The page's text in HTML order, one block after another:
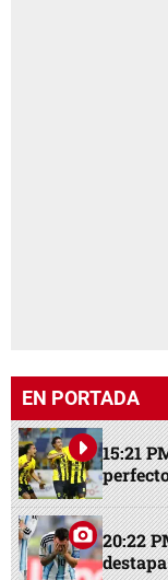
EN PORTADA
15:21
20:22